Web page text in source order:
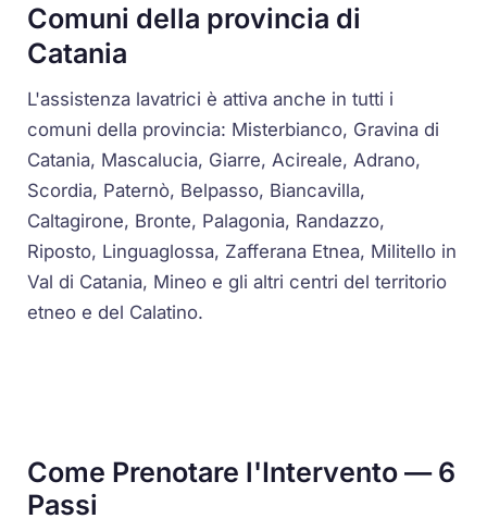
Comuni della provincia di
Catania
L'assistenza lavatrici è attiva anche in tutti i
comuni della provincia: Misterbianco, Gravina di
Catania, Mascalucia, Giarre, Acireale, Adrano,
Scordia, Paternò, Belpasso, Biancavilla,
Caltagirone, Bronte, Palagonia, Randazzo,
Riposto, Linguaglossa, Zafferana Etnea, Militello in
Val di Catania, Mineo e gli altri centri del territorio
etneo e del Calatino.
Come Prenotare l'Intervento — 6
Passi